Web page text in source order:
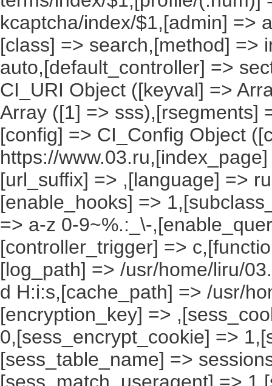
kcaptcha/index/$1,[admin] =>
[class] => search,[method] =>
auto,[default_controller] =>
CI_URI Object ([keyval] =>
Array ([1] => sss),[rsegments]
[config] => CI_Config Object
https://
[url_suffix] => ,[language] =>
[enable_hooks] =>
=> a-z 0-9~%.:_\-
[controller_trigger] =>
[log_path] => /usr/home/liru/
d H:i:s,[cache_path] => /usr/
[encryption_key] =>
0,[sess_encrypt_cookie] =>
[sess_table_name] =>